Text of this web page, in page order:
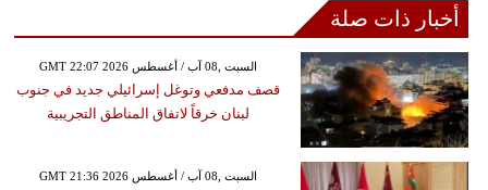
أخبار ذات صلة
GMT 22:07 2026 السبت ,08 آب / أغسطس
قصف مدفعي وتوغل إسرائيلي جديد في جنوب
لبنان خرقاً لاتفاق المناطق التجريبية
GMT 21:36 2026 السبت ,08 آب / أغسطس